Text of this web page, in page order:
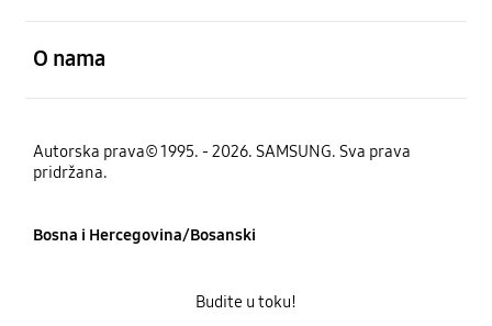
O nama
Autorska prava© 1995. - 2026. SAMSUNG. Sva prava
pridržana.
Bosna i Hercegovina/Bosanski
Budite u toku!